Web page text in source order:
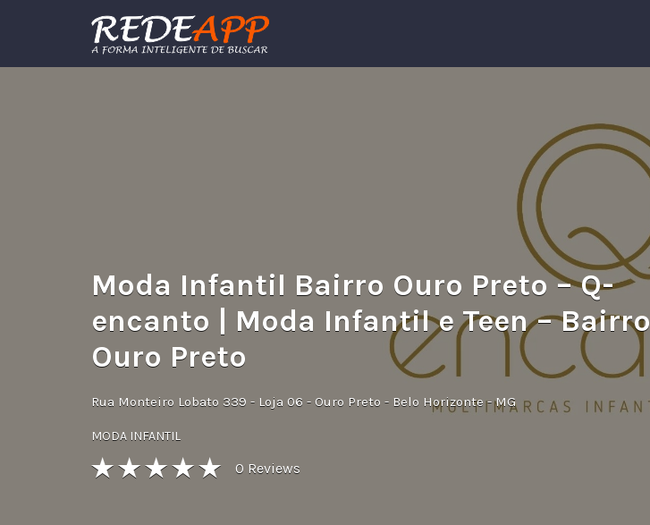
Procurar:
Moda Infantil Bairro Ouro Preto – Q-
encanto | Moda Infantil e Teen – Bairro
Ouro Preto
Rua Monteiro Lobato 339 - Loja 06 - Ouro Preto - Belo Horizonte - MG
MODA INFANTIL
0 Reviews